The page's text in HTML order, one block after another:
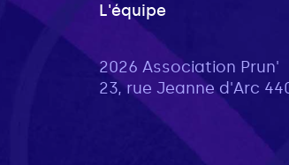
L'équipe
2026 Association Prun'
23, rue Jeanne d'Arc